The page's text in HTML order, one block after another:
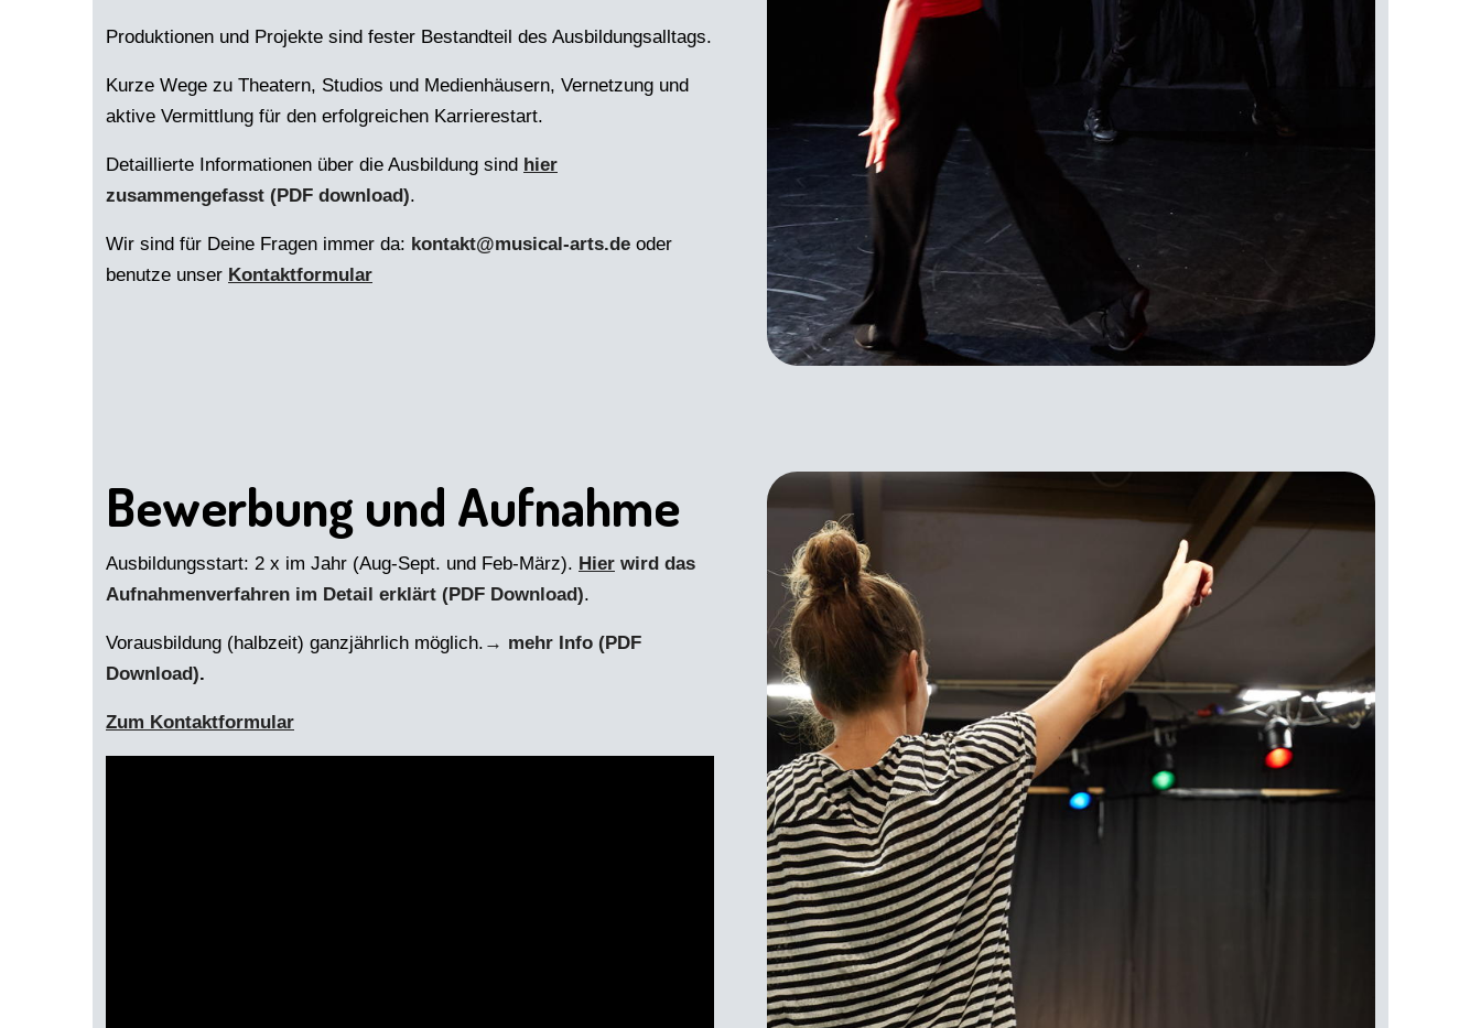
Produktionen und Projekte sind fester Bestandteil des Ausbildungsalltags.
Kurze Wege zu Theatern, Studios und Medienhäusern, Vernetzung und
aktive Vermittlung für den erfolgreichen Karrierestart.
Detaillierte Informationen über die Ausbildung sind hier
zusammengefasst (PDF download).
Wir sind für Deine Fragen immer da: kontakt@musical-arts.de oder
benutze unser Kontaktformular
Bewerbung und Aufnahme
Ausbildungsstart: 2 x im Jahr (Aug-Sept. und Feb-März). Hier wird das
Aufnahmenverfahren im Detail erklärt (PDF Download).
Vorausbildung (halbzeit) ganzjährlich möglich. → mehr Info (PDF
Download).
Zum Kontaktformular